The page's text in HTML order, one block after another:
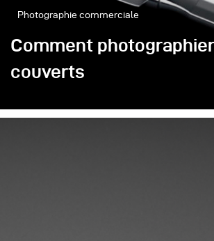
Photographie commerciale
Comment
couverts